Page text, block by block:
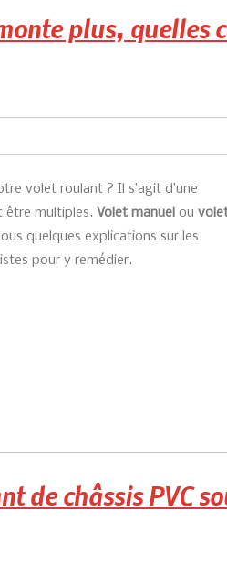
plus, quelles
volet roulant ? Il s’agit d’une
être multiples. Volet manuel ou
quelques explications sur les
pour y remédier.
de châssis PVC